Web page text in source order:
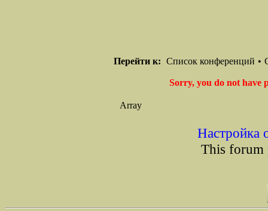
Перейти к: Список конференций •
Sorry, you do not have
Array
Настройка
This